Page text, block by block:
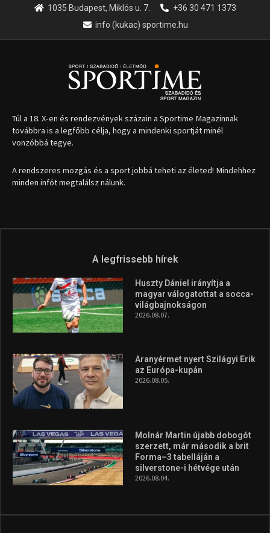
1035 Budapest, Miklós u. 7.
+36 30 471 1373
info (kukac) sportime.hu
Túl a 18. X-en és rendezvények százain a Sportime Magazinnak
továbbra is a legfőbb célja, hogy a mindenki sportját minél
vonzóbbá tegye.
A rendszeres mozgás és a sport jobbá teheti az életed! Mindehhez
minden infót megtalálsz nálunk.
A legfrissebb hírek
Huszty Dániel irányítja a
magyar válogatottat a socca-
világbajnokságon
2026.08.07.
Aranyérmet nyert Szilágyi Erik
az Európa-kupán
2026.08.05.
Molnár Martin újabb dobogót
szerzett, már második a brit
Forma–3 tabelláján a
silverstone-i hétvége után
2026.08.04.